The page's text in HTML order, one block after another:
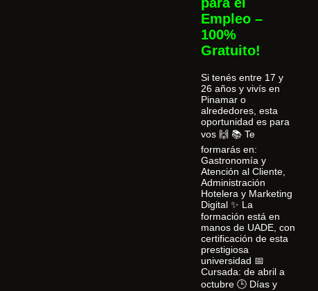
Empleo –
100%
Gratuito!
Si tenés entre 17 y
26 años y vivís en
Pinamar o
alrededores, esta
oportunidad es para
vos 🙌 📚 Te
formarás en:
Gastronomía y
Atención al Cliente,
Administración
Hotelera y Marketing
Digital ✨ La
formación está en
manos de UADE, con
certificación de esta
prestigiosa
universidad 📅
Cursada: de abril a
octubre 🕒 Días y